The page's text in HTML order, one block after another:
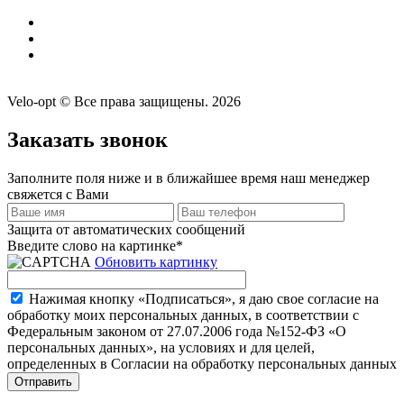
Velo-opt © Все права защищены. 2026
Заказать звонок
Заполните поля ниже и в ближайшее время наш менеджер
свяжется с Вами
Защита от автоматических сообщений
Введите слово на картинке*
Обновить картинку
Нажимая кнопку «Подписаться», я даю свое согласие на
обработку моих персональных данных, в соответствии с
Федеральным законом от 27.07.2006 года №152-ФЗ «О
персональных данных», на условиях и для целей,
определенных в Согласии на обработку персональных данных